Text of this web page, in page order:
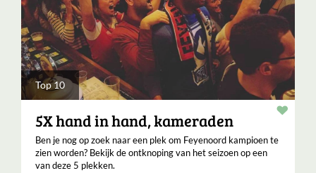
Top 10
5X hand in hand, kameraden
Ben je nog op zoek naar een plek om Feyenoord kampioen te
zien worden? Bekijk de ontknoping van het seizoen op een
van deze 5 plekken.